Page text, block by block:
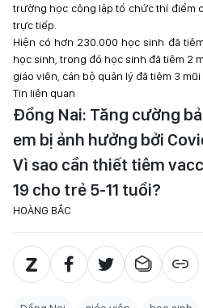
trường học công lập tổ chức thí điểm
trực tiếp.
Hiện có hơn 230.000 học sinh đã
học sinh, trong đó học sinh đã tiêm 2
giáo viên, cán bộ quản lý đã tiêm 3
Tin liên quan
Đồng Nai: Tăng cường
em bị ảnh hưởng bởi
Vì sao cần thiết tiêm
19 cho trẻ 5-11 tuổi?
HOÀNG BẮC